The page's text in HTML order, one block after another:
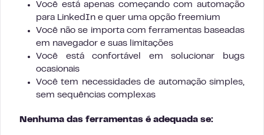
Você está apenas começando com automação
para LinkedIn e quer uma opção freemium
Você não se importa com ferramentas baseadas
em navegador e suas limitações
Você está confortável em solucionar bugs
ocasionais
Você tem necessidades de automação simples,
sem sequências complexas
Nenhuma das ferramentas é adequada se: